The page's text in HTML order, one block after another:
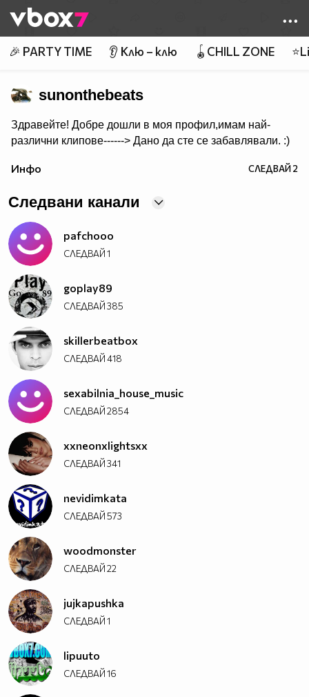
👾
🎉 PARTY TIME 👂 Клю – клю 🪀CHILL ZONE
sunonthebeats
Здравейте! Добре дошли в моя профил,имам най-
различни клипове------> Дано да сте се забавлявали. :)
Инфо СЛЕДВАЙ2
Следвани канали
pafchooo
СЛЕДВАЙ1
goplay89
СЛЕДВАЙ385
skillerbeatbox
СЛЕДВАЙ418
sexabilnia_house_music
СЛЕДВАЙ2854
xxneonxlightsxx
СЛЕДВАЙ341
nevidimkata
СЛЕДВАЙ573
woodmonster
СЛЕДВАЙ22
jujkapushka
СЛЕДВАЙ1
lipuuto
СЛЕДВАЙ16